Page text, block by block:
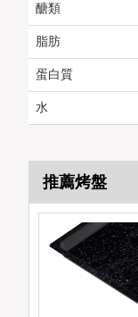
醣類
脂肪
蛋白質
水
推薦烤盤